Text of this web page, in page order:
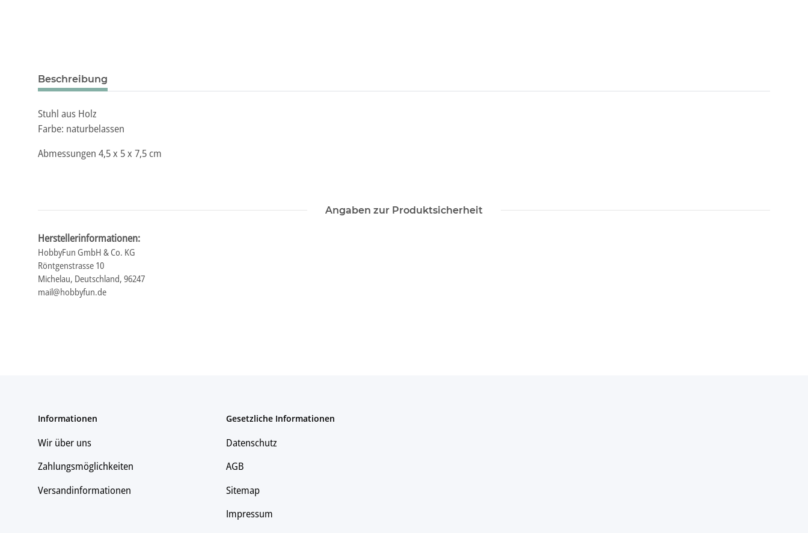
Beschreibung
Stuhl aus Holz
Farbe: naturbelassen
Abmessungen 4,5 x 5 x 7,5 cm
Angaben zur Produktsicherheit
Herstellerinformationen:
HobbyFun GmbH & Co. KG
Röntgenstrasse 10
Michelau, Deutschland, 96247
mail@hobbyfun.de
Informationen
Wir über uns
Zahlungsmöglichkeiten
Versandinformationen
Gesetzliche Informationen
Datenschutz
AGB
Sitemap
Impressum